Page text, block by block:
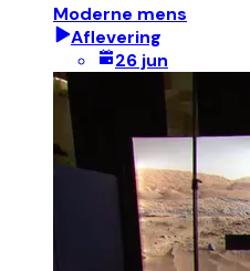
Moderne mens
Aflevering
26 jun